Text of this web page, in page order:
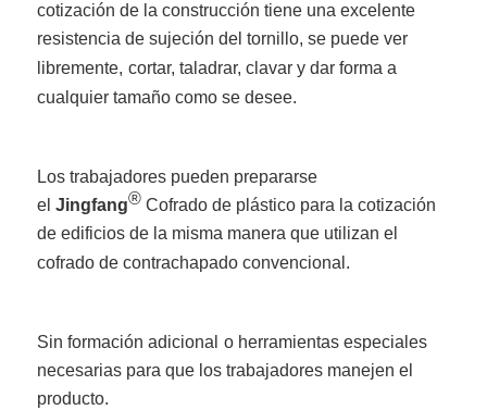
cotización de la construcción tiene una excelente
resistencia de sujeción del tornillo, se puede ver
libremente, cortar, taladrar, clavar y dar forma a
cualquier tamaño como se desee.
Los trabajadores pueden prepararse
elJingfang® Cofrado de plástico para la cotización
de edificios de la misma manera que utilizan el
cofrado de contrachapado convencional.
Sin formación adicional o herramientas especiales
necesarias para que los trabajadores manejen el
producto.